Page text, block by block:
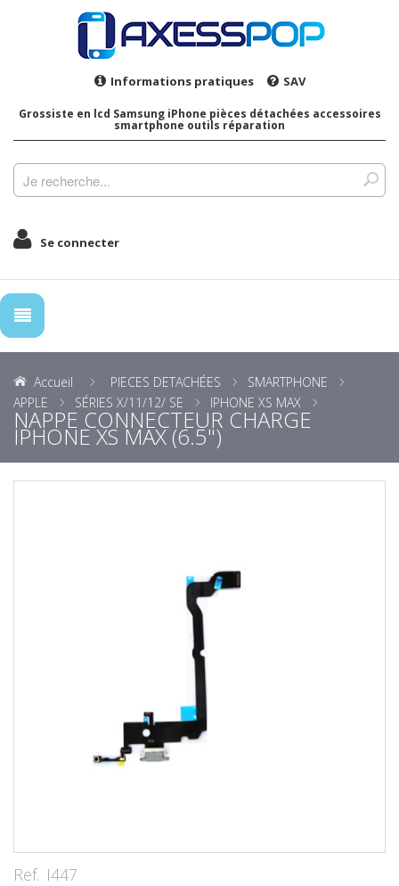
Informations pratiques SAV
Grossiste en lcd Samsung iPhone pièces détachées accessoires
smartphone outils réparation
Se connecter
Accueil PIECES DETACHÉES
SMARTPHONE
APPLE
SÉRIES X/11/12/ SE IPHONE XS MAX
NAPPE CONNECTEUR CHARGE
IPHONE XS MAX (6.5")
Ref. I447